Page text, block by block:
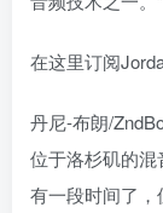
在这里订阅
丹尼-布朗/
位于洛杉矶的混
有一段时间了，